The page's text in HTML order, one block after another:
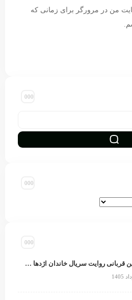
من در مرورگر برای زمانی که
چرا ایگان تارگرین قربانی روایت سریال خاندان اژدها شد؟